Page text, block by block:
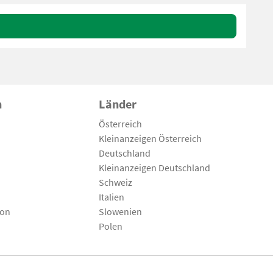
Länder
Österreich
Kleinanzeigen Österreich
Deutschland
Kleinanzeigen Deutschland
Schweiz
Italien
Slowenien
Polen